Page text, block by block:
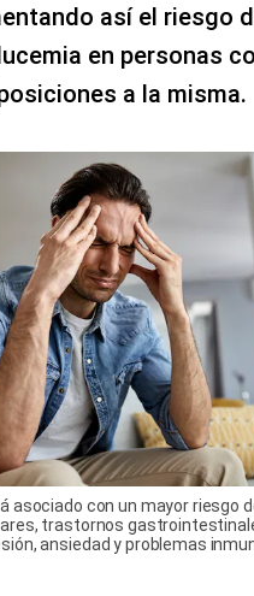
así el riesgo
en personas
a la misma.
asociado con un mayor riesgo
trastornos
ansiedad y problemas